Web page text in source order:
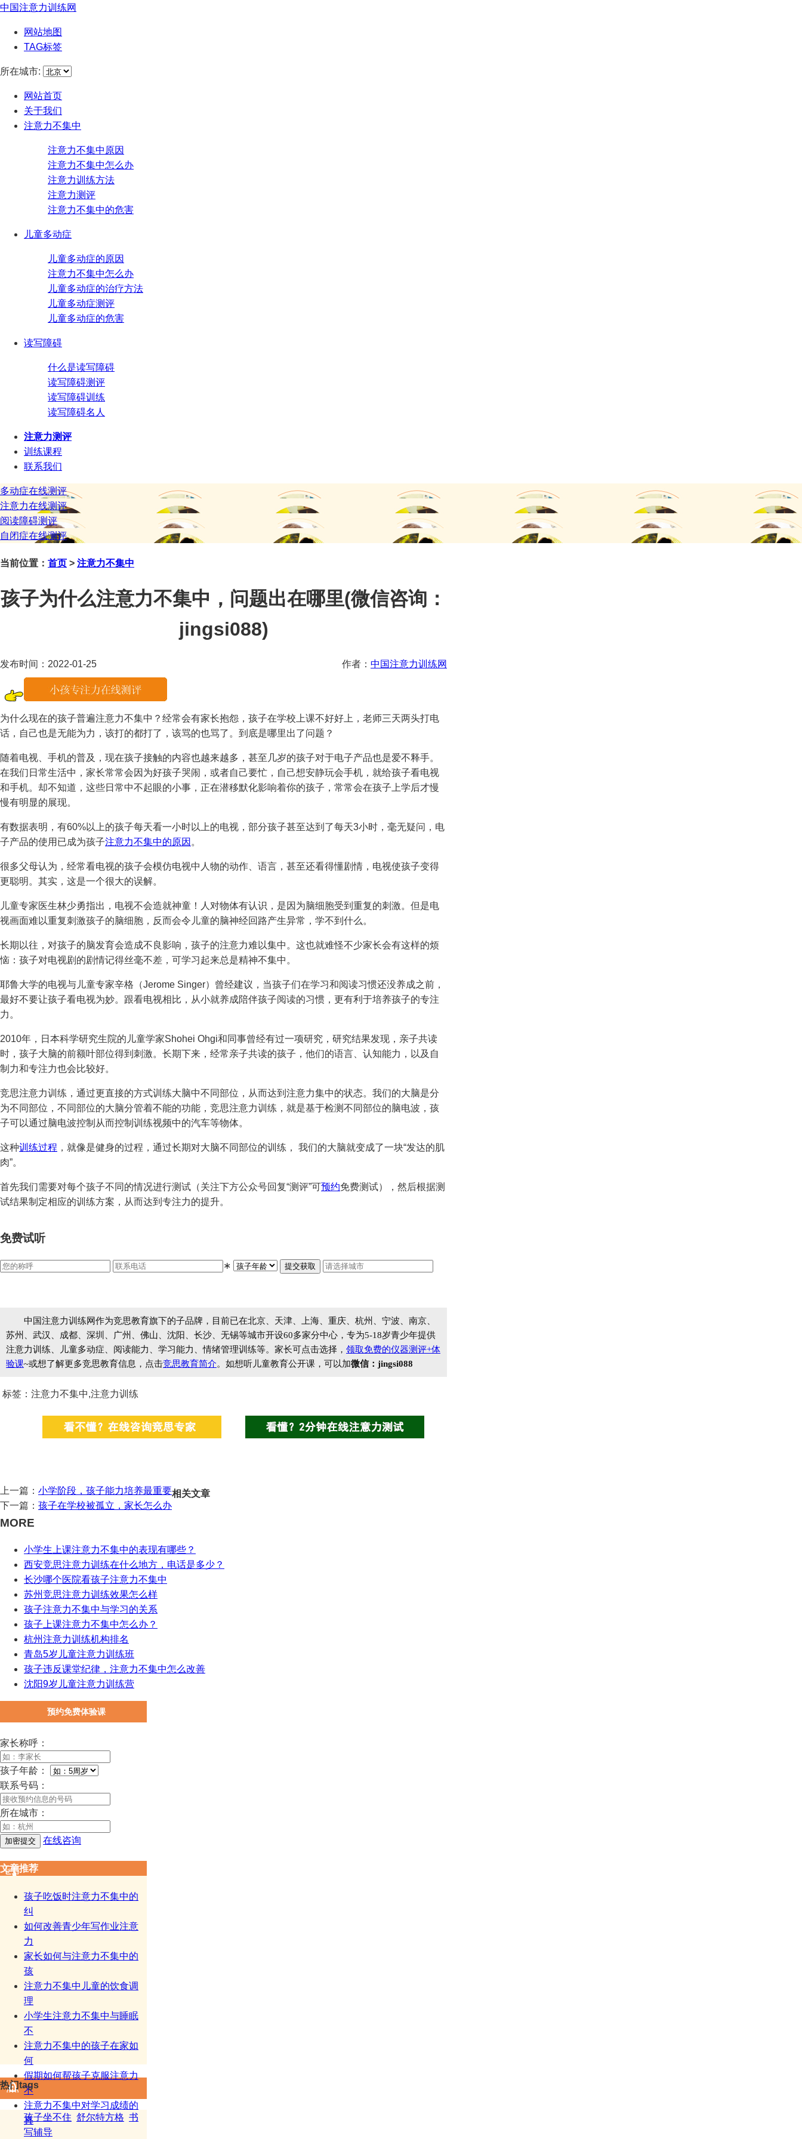
中国注意力训练网
网站地图
TAG标签
所在城市:
网站首页
关于我们
注意力不集中
注意力不集中原因
注意力不集中怎么办
注意力训练方法
注意力测评
注意力不集中的危害
儿童多动症
儿童多动症的原因
注意力不集中怎么办
儿童多动症的治疗方法
儿童多动症测评
儿童多动症的危害
读写障碍
什么是读写障碍
读写障碍测评
读写障碍训练
读写障碍名人
注意力测评
训练课程
联系我们
多动症在线测评
注意力在线测评
阅读障碍测评
自闭症在线测评
当前位置： 首页 > 注意力不集中
孩子为什么注意力不集中，问题出在哪里(微信咨询：
jingsi088)
作者： 中国注意力训练网
发布时间：2022-01-25
为什么现在的孩子普遍注意力不集中？经常会有家长抱怨，孩子在学校上课不好好上，老师三天两头打电
话，自己也是无能为力，该打的都打了，该骂的也骂了。到底是哪里出了问题？
随着电视、手机的普及，现在孩子接触的内容也越来越多，甚至几岁的孩子对于电子产品也是爱不释手。
在我们日常生活中，家长常常会因为好孩子哭闹，或者自己要忙，自己想安静玩会手机，就给孩子看电视
和手机。却不知道，这些日常中不起眼的小事，正在潜移默化影响着你的孩子，常常会在孩子上学后才慢
慢有明显的展现。
有数据表明，有60%以上的孩子每天看一小时以上的电视，部分孩子甚至达到了每天3小时，毫无疑问，电
子产品的使用已成为孩子注意力不集中的原因 。
很多父母认为，经常看电视的孩子会模仿电视中人物的动作、语言，甚至还看得懂剧情，电视使孩子变得
更聪明。其实，这是一个很大的误解。
儿童专家医生林少勇指出，电视不会造就神童！人对物体有认识，是因为脑细胞受到重复的刺激。但是电
视画面难以重复刺激孩子的脑细胞，反而会令儿童的脑神经回路产生异常，学不到什么。
长期以往，对孩子的脑发育会造成不良影响，孩子的注意力难以集中。这也就难怪不少家长会有这样的烦
恼：孩子对电视剧的剧情记得丝毫不差，可学习起来总是精神不集中。
耶鲁大学的电视与儿童专家辛格（Jerome Singer）曾经建议，当孩子们在学习和阅读习惯还没养成之前，
最好不要让孩子看电视为妙。跟看电视相比，从小就养成陪伴孩子阅读的习惯，更有利于培养孩子的专注
力。
2010年，日本科学研究生院的儿童学家Shohei Ohgi和同事曾经有过一项研究，研究结果发现，亲子共读
时，孩子大脑的前额叶部位得到刺激。长期下来，经常亲子共读的孩子，他们的语言、认知能力，以及自
制力和专注力也会比较好。
竞思注意力训练，通过更直接的方式训练大脑中不同部位，从而达到注意力集中的状态。我们的大脑是分
为不同部位，不同部位的大脑分管着不能的功能，竞思注意力训练，就是基于检测不同部位的脑电波，孩
子可以通过脑电波控制从而控制训练视频中的汽车等物体。
这种训练过程 ，就像是健身的过程，通过长期对大脑不同部位的训练， 我们的大脑就变成了一块“发达的肌
肉”。
首先我们需要对每个孩子不同的情况进行测试（关注下方公众号回复“测评”可预约免费测试），然后根据测
试结果制定相应的训练方案，从而达到专注力的提升。
免费试听
∗
中国注意力训练网作为竞思教育旗下的子品牌，目前已在北京、天津、上海、重庆、杭州、宁波、南京、
苏州、武汉、成都、深圳、广州、佛山、沈阳、长沙、无锡等城市开设60多家分中心，专为5-18岁青少年提供
注意力训练、儿童多动症、阅读能力、学习能力、情绪管理训练等。家长可点击选择， 领取免费的仪器测评+体
验课~或想了解更多竞思教育信息，点击竞思教育简介。如想听儿童教育公开课，可以加微信：jingsi088
标签：注意力不集中,注意力训练
上一篇： 小学阶段，孩子能力培养最重要
下一篇： 孩子在学校被孤立，家长怎么办
相关文章
MORE
小学生上课注意力不集中的表现有哪些？
西安竞思注意力训练在什么地方，电话是多少？
长沙哪个医院看孩子注意力不集中
苏州竞思注意力训练效果怎么样
孩子注意力不集中与学习的关系
孩子上课注意力不集中怎么办？
杭州注意力训练机构排名
青岛5岁儿童注意力训练班
孩子违反课堂纪律，注意力不集中怎么改善
沈阳9岁儿童注意力训练营
预约免费体验课
家长称呼：
孩子年龄：
联系号码：
所在城市：
在线咨询
文章推荐
孩子吃饭时注意力不集中的
纠
如何改善青少年写作业注意
力
家长如何与注意力不集中的
孩
注意力不集中儿童的饮食调
理
小学生注意力不集中与睡眠
不
注意力不集中的孩子在家如
何
假期如何帮孩子克服注意力
不
注意力不集中对学习成绩的
真
热门tags
孩子坐不住 舒尔特方格 书
写辅导